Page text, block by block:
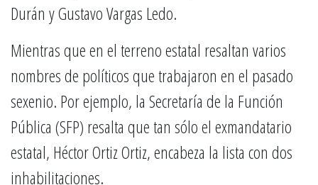
Durán y Gustavo Vargas Ledo.
Mientras que en el terreno estatal resaltan varios
nombres de políticos que trabajaron en el pasado
sexenio. Por ejemplo, la Secretaría de la Función
Pública (SFP) resalta que tan sólo el exmandatario
estatal, Héctor Ortiz Ortiz, encabeza la lista con dos
inhabilitaciones.